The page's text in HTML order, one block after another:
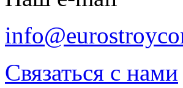
Связаться с нами